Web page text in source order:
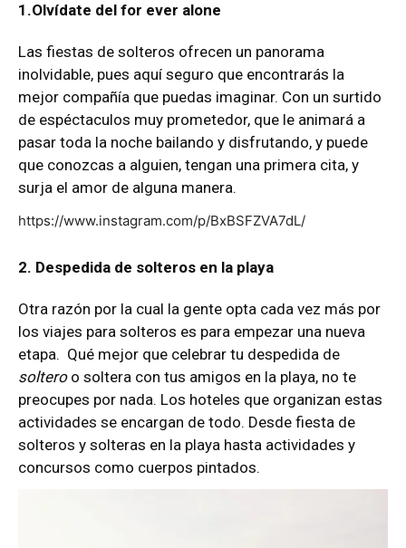
1.Olvídate del for ever alone
Las fiestas de solteros ofrecen un panorama
inolvidable, pues aquí seguro que encontrarás la
mejor compañía que puedas imaginar. Con un surtido
de espéctaculos muy prometedor, que le animará a
pasar toda la noche bailando y disfrutando, y puede
que conozcas a alguien, tengan una primera cita, y
surja el amor de alguna manera.
https://www.instagram.com/p/BxBSFZVA7dL/
2. Despedida de solteros en la playa
Otra razón por la cual la gente opta cada vez más por
los viajes para solteros es para empezar una nueva
etapa. Qué mejor que celebrar tu despedida de
solteroo soltera con tus amigos en la playa, no te
preocupes por nada. Los hoteles que organizan estas
actividades se encargan de todo. Desde fiesta de
solteros y solteras en la playa hasta actividades y
concursos como cuerpos pintados.